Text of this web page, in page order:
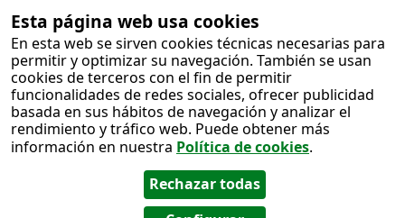
Esta página web usa cookies
En esta web se sirven cookies técnicas necesarias para
permitir y optimizar su navegación. También se usan
cookies de terceros con el fin de permitir
funcionalidades de redes sociales, ofrecer publicidad
basada en sus hábitos de navegación y analizar el
rendimiento y tráfico web. Puede obtener más
información en nuestra Política de cookies.